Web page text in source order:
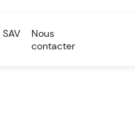
SAV
Nous
contacter